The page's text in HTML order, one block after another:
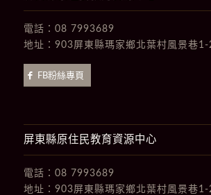
電話： 08 7993689
地址： 903屏東縣瑪家鄉北葉村風景巷1-
FB粉絲專頁
屏東縣原住民教育資源中心
電話： 08 7993689
地址： 903屏東縣瑪家鄉北葉村風景巷1-